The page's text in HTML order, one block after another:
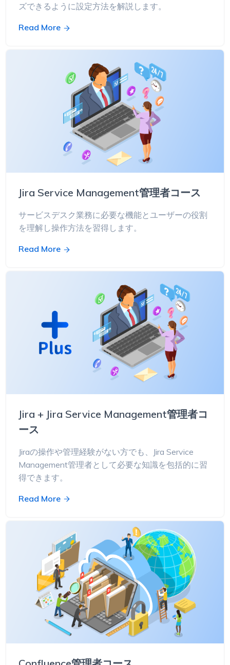
ズできるように設定方法を解説します。
Read More
Jira Service Management管理者コース
サービスデスク業務に必要な機能とユーザーの役割
を理解し操作方法を習得します。
Read More
Jira + Jira Service Management管理者コ
ース
Jiraの操作や管理経験がない方でも、Jira Service
Management管理者として必要な知識を包括的に習
得できます。
Read More